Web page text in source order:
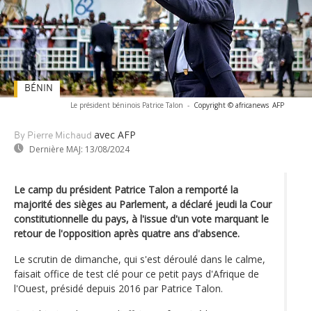
Le président béninois Patrice Talon - Copyright © africanews AFP
By Pierre Michaud avec AFP
Dernière MAJ: 13/08/2024
BÉNIN
Le camp du président Patrice Talon a remporté la
majorité des sièges au Parlement, a déclaré jeudi la Cour
constitutionnelle du pays, à l'issue d'un vote marquant le
retour de l'opposition après quatre ans d'absence.
Le scrutin de dimanche, qui s'est déroulé dans le calme,
faisait office de test clé pour ce petit pays d'Afrique de
l'Ouest, présidé depuis 2016 par Patrice Talon.